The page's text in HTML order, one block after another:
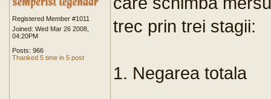
Registered Member #1011
Joined: Wed Mar 26 2008,
04:20PM
Posts: 966
Thanked 5 time in 5 post
trec prin trei stagii:
1. Negarea totala